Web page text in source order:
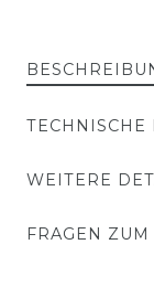
TECHNISCHE
WEITERE
FRAGEN ZUM